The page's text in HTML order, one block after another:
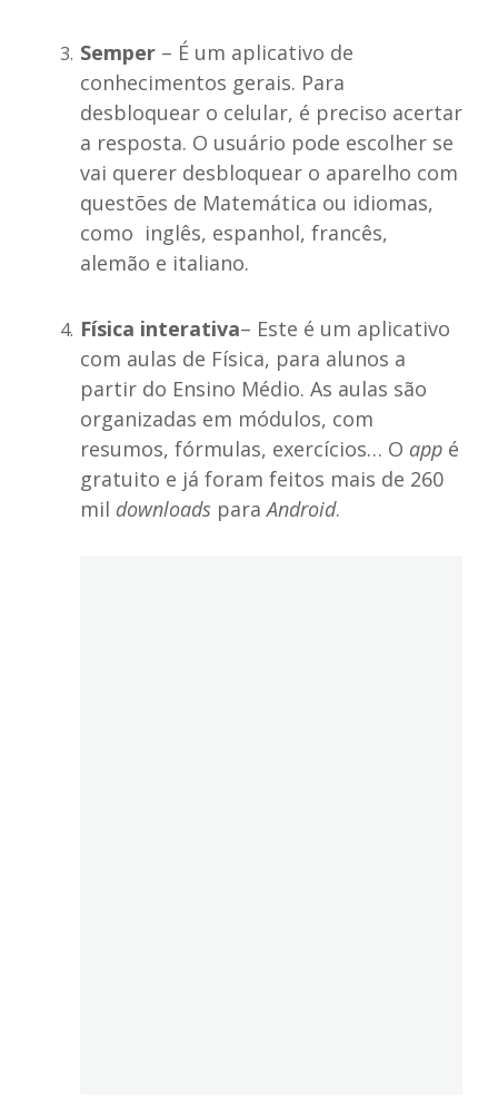
Semper – É um aplicativo de
conhecimentos gerais. Para
desbloquear o celular, é preciso acertar
a resposta. O usuário pode escolher se
vai querer desbloquear o aparelho com
questões de Matemática ou idiomas,
como inglês, espanhol, francês,
alemão e italiano.
Física interativa– Este é um aplicativo
com aulas de Física, para alunos a
partir do Ensino Médio. As aulas são
organizadas em módulos, com
resumos, fórmulas, exercícios… O app é
gratuito e já foram feitos mais de 260
mil downloads paraAndroid.